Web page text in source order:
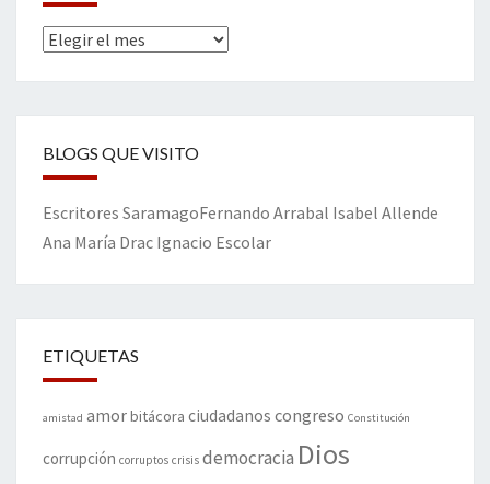
Archivos
BLOGS QUE VISITO
Escritores SaramagoFernando Arrabal Isabel Allende
Ana María Drac Ignacio Escolar
ETIQUETAS
amistad amorbitácora ciudadanos congreso Constitución
corrupción corruptos crisis democracia Dios